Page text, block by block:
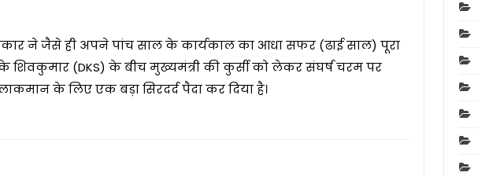
ने जैसे ही अपने पांच साल के कार्यकाल का आधा सफर (ढाई साल) पूरा
शिवकुमार (DKS) के बीच मुख्यमंत्री की कुर्सी को लेकर संघर्ष चरम पर
के लिए एक बड़ा सिरदर्द पैदा कर दिया है।